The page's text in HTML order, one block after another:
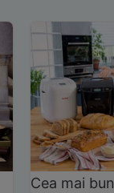
Cea mai